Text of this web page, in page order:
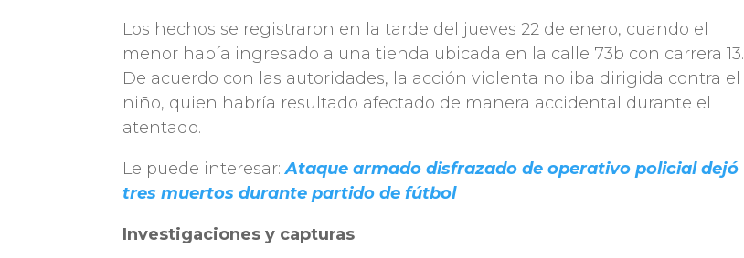
Los hechos se registraron en la tarde del jueves 22 de enero, cuando el
menor había ingresado a una tienda ubicada en la calle 73b con carrera 13.
De acuerdo con las autoridades, la acción violenta no iba dirigida contra el
niño, quien habría resultado afectado de manera accidental durante el
atentado.
Le puede interesar:Ataque armado disfrazado de operativo policial dejó
tres muertos durante partido de fútbol
Investigaciones y capturas